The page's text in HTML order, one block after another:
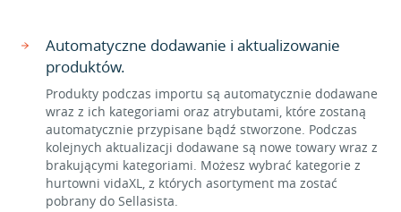
Automatyczne dodawanie i aktualizowanie
produktów.
Produkty podczas importu są automatycznie dodawane
wraz z ich kategoriami oraz atrybutami, które zostaną
automatycznie przypisane bądź stworzone. Podczas
kolejnych aktualizacji dodawane są nowe towary wraz z
brakującymi kategoriami. Możesz wybrać kategorie z
hurtowni vidaXL, z których asortyment ma zostać
pobrany do Sellasista.